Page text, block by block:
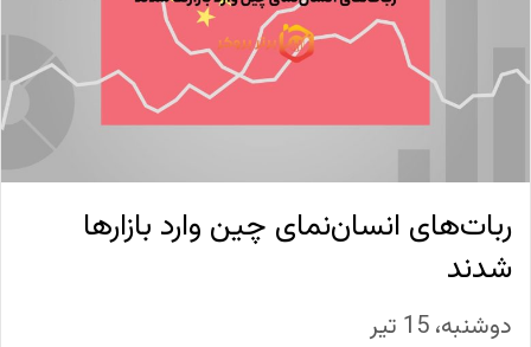
ربات‌های انسان‌نمای چین وارد بازارها
شدند
دوشنبه، 15 تیر